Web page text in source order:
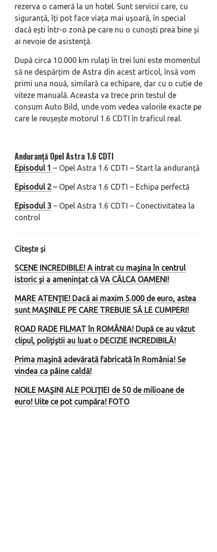
rezerva o cameră la un hotel. Sunt servicii care, cu
siguranță, îți pot face viața mai ușoară, în special
dacă ești într-o zonă pe care nu o cunoști prea bine și
ai nevoie de asistență.
După circa 10.000 km rulați în trei luni este momentul
să ne despărțim de Astra din acest articol, însă vom
primi una nouă, similară ca echipare, dar cu o cutie de
viteze manuală. Aceasta va trece prin testul de
consum Auto Bild, unde vom vedea valorile exacte pe
care le reușește motorul 1.6 CDTI în traficul real.
Anduranță Opel Astra 1.6 CDTI
Episodul 1 – Opel Astra 1.6 CDTI – Start la anduranță
Episodul 2 – Opel Astra 1.6 CDTI – Echipa perfectă
Episodul 3 – Opel Astra 1.6 CDTI – Conectivitatea la
control
Citește și
SCENE INCREDIBILE! A intrat cu mașina în centrul
istoric și a amenințat că VA CĂLCA OAMENI!
MARE ATENȚIE! Dacă ai maxim 5.000 de euro, astea
sunt MAȘINILE PE CARE TREBUIE SĂ LE CUMPERI!
ROAD RADE FILMAT în ROMÂNIA! După ce au văzut
clipul, polițiștii au luat o DECIZIE INCREDIBILĂ!
Prima mașină adevărată fabricată în România! Se
vindea ca pâine caldă!
NOILE MAȘINI ALE POLIȚIEI de 50 de milioane de
euro! Uite ce pot cumpăra! FOTO